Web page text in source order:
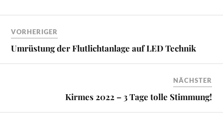
VORHERIGER
Umrüstung der Flutlichtanlage auf LED Technik
NÄCHSTER
Kirmes 2022 – 3 Tage tolle Stimmung!